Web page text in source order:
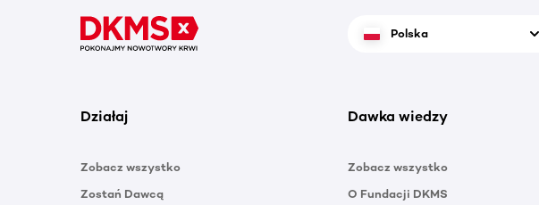
Polska
Działaj
Zobacz wszystko
Zostań Dawcą
Dawka wiedzy
Zobacz wszystko
O Fundacji DKMS